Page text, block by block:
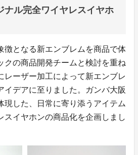
ナル完全ワイヤレスイヤホ
徴となる新エンブレムを商品で体
クの商品開発チームと検討を重ね
レーザー加工によって新エンブレ
イデアに至りました。ガンバ大阪
現した、日常に寄り添うアイテム
スイヤホンの商品化を企画しまし